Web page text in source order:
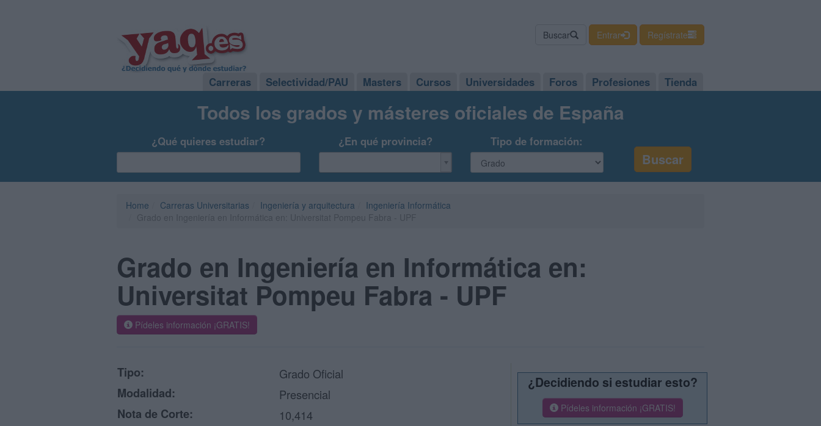
Buscar Entrar Regístrate
Carreras Selectividad/PAU Masters Cursos Universidades Foros Profesiones Tienda
Todos los grados y másteres oficiales de España
¿Qué quieres estudiar? ¿En qué provincia? Tipo de formación:
Home Carreras Universitarias Ingeniería y arquitectura
Ingeniería Informática
Grado en Ingeniería en Informática en:
Universitat Pompeu Fabra - UPF
Pídeles información ¡GRATIS!
Tipo:
Grado Oficial
Modalidad:
Presencial
Nota de Corte:
10,414
¿Decidiendo si estudiar esto?
Pídeles información ¡GRATIS!